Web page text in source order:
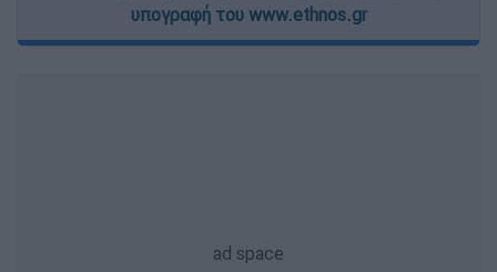
υπογραφή του www.ethnos.gr